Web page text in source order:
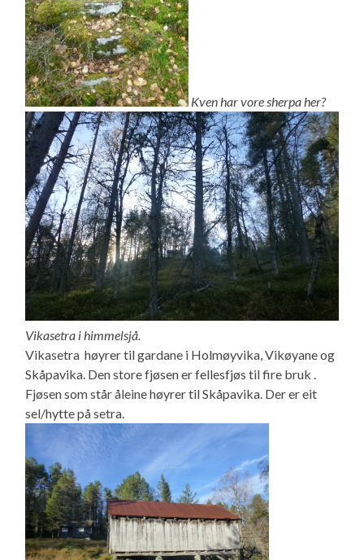
Kven har vore sherpa her?
Vikasetra i himmelsjå.
Vikasetra høyrer til gardane i Holmøyvika, Vikøyane og
Skåpavika. Den store fjøsen er fellesfjøs til fire bruk .
Fjøsen som står åleine høyrer til Skåpavika. Der er eit
sel/hytte på setra.